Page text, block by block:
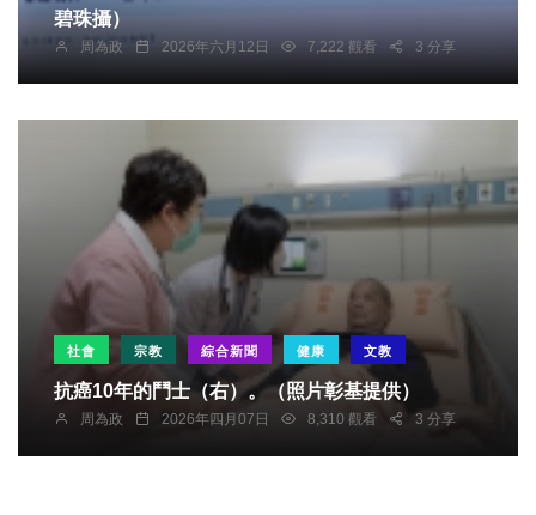
碧珠攝）
周為政 2026年六月12日 7,222 觀看 3 分享
社會 宗教 綜合新聞 健康 文教
抗癌10年的鬥士（右）。（照片彰基提供）
周為政 2026年四月07日 8,310 觀看 3 分享